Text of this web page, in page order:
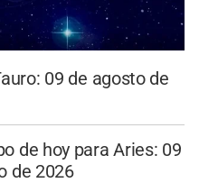
09 de agosto de
de hoy para Aries: 09
de 2026